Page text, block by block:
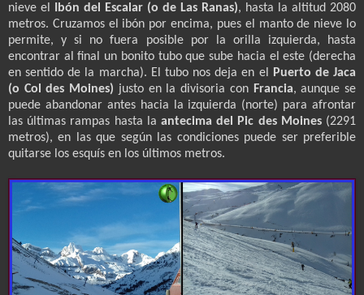
nieve el
Ibón del Escalar (o de Las Ranas), hasta la altitud 2080
metros. Cruzamos el ibón por encima, pues el manto de nieve lo
permite, y si no fuera posible por la orilla izquierda, hasta
encontrar al final un bonito tubo que sube hacia el este (derecha
en sentido de la marcha). El tubo nos deja en el
Puerto de Jaca
(o Col des Moines) justo en la divisoria con Francia, aunque se
puede abandonar antes hacia la izquierda (norte) para afrontar
las últimas rampas hasta la antecima del Pic des Moines(2291
metros), en las que según las condiciones puede ser preferible
quitarse los esquís en los últimos metros.